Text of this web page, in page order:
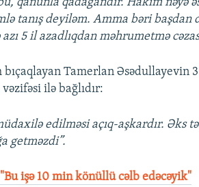
tanış deyiləm. Amma bəri başdan
5 il azadlıqdan məhrumetmə
Tamerlan Əsədullayevin
vəzifəsi ilə bağlıdır:
edilməsi açıq-aşkardır. Əks
getməzdi”.
işə 10 min könüllü cəlb edəcəyik"